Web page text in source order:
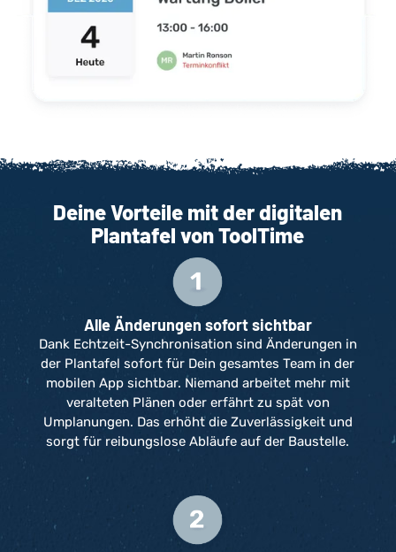
Deine Vorteile mit der digitalen
Plantafel von ToolTime
Alle Änderungen sofort sichtbar
Dank Echtzeit-Synchronisation sind Änderungen in
der Plantafel sofort für Dein gesamtes Team in der
mobilen App sichtbar. Niemand arbeitet mehr mit
veralteten Plänen oder erfährt zu spät von
Umplanungen. Das erhöht die Zuverlässigkeit und
sorgt für reibungslose Abläufe auf der Baustelle.